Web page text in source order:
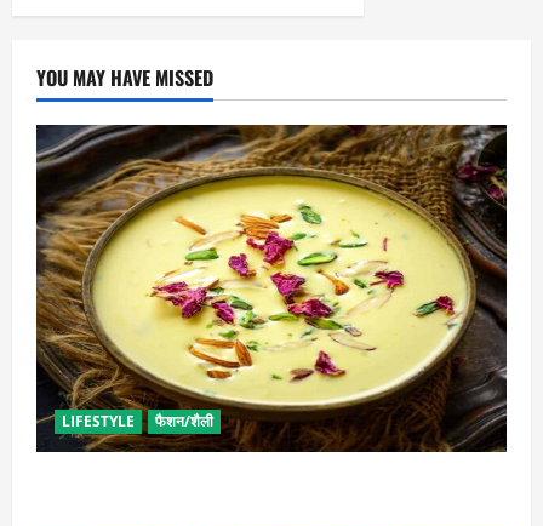
YOU MAY HAVE MISSED
LIFESTYLE फैशन/शैली